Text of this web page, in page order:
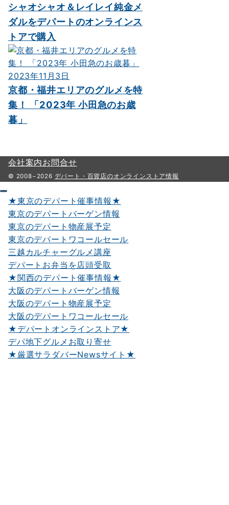
シャオシャオ＆レイレイ純金メ
ダルをデパートのオンラインス
トアで購入
2023年11月3日
京都・福井エリアのグルメを特
集！ 「2023年 小田急のお歳
暮」
会社案内お問合せ
© 2008−2026 デパート・百貨店のオンラインストア情報
★東京のデパート催事情報★
東京のデパートバーゲン情報
東京のデパート物産展予定
東京のデパートワコールセール
三越カルチャーグルメ講座
デパートお弁当を店頭受取
★関西のデパート催事情報★
大阪のデパートバーゲン情報
大阪のデパート物産展予定
大阪のデパートワコールセール
★デパートオンラインストア★
デパ地下グルメお取り寄せ
★厳選サラダバーNewsサイト★